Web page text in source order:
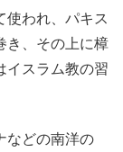
使われ、パキス
き、その上に樟
イスラム教の習
などの南洋の